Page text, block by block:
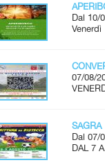
Dal 10/
07/08/
SAGRA
Dal 07/
DAL 7